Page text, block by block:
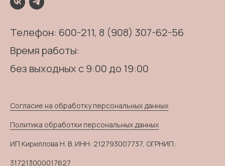
Телефон: 600-211, 8 (908) 307-62-56
Время работы:
без выходных с 9:00 до 19:00
Согласие на обработку персональных данных
Политика обработки персональных данных
ИП Кириллова Н. В. ИНН: 212793007737, ОГРНИП:
317213000017627